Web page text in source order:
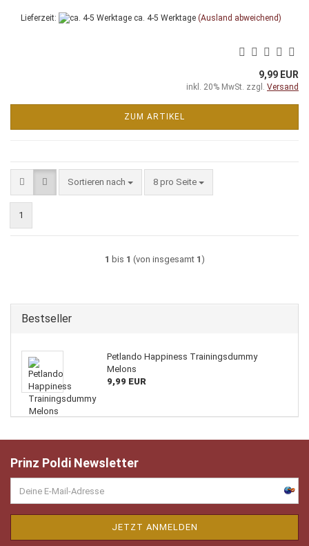
Lieferzeit: ca. 4-5 Werktage (Ausland abweichend)
9,99 EUR
inkl. 20% MwSt. zzgl. Versand
ZUM ARTIKEL
Sortieren nach
Sortieren nach 8 pro Seite
pro Seite
1
1 bis 1 (von insgesamt 1)
Bestseller
Petlando Happiness Trainingsdummy
Melons
9,99 EUR
Prinz Poldi Newsletter